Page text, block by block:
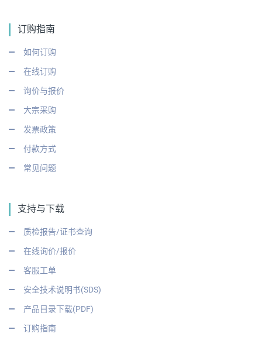
订购指南
如何订购
在线订购
询价与报价
大宗采购
发票政策
付款方式
常见问题
支持与下载
质检报告/证书查询
在线询价/报价
客服工单
安全技术说明书(SDS)
产品目录下载(PDF)
订购指南